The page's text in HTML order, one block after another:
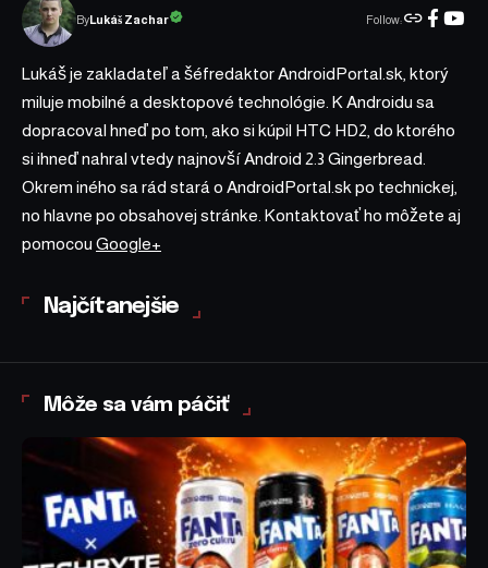
ByLukáš Zachar Follow:
Lukáš je zakladateľ a šéfredaktor AndroidPortal.sk, ktorý
miluje mobilné a desktopové technológie. K Androidu sa
dopracoval hneď po tom, ako si kúpil HTC HD2, do ktorého
si ihneď nahral vtedy najnovší Android 2.3 Gingerbread.
Okrem iného sa rád stará o AndroidPortal.sk po technickej,
no hlavne po obsahovej stránke. Kontaktovať ho môžete aj
pomocou Google+
Najčítanejšie
Môže sa vám páčiť